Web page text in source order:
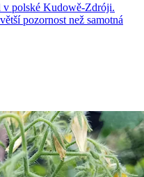
v polské Kudowě-Zdróji.
pozornost než samotná